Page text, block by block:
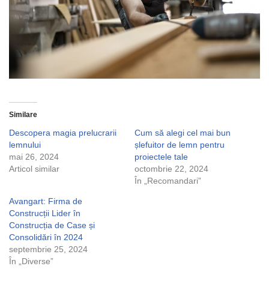
Similare
Descopera magia prelucrarii
lemnului
mai 26, 2024
Articol similar
Cum să alegi cel mai bun
șlefuitor de lemn pentru
proiectele tale
octombrie 22, 2024
În „Recomandari”
Avangart: Firma de
Construcții Lider în
Construcția de Case și
Consolidări în 2024
septembrie 25, 2024
În „Diverse”